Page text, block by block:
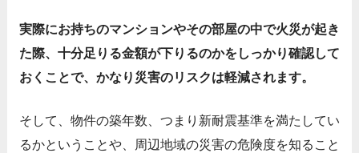
実際にお持ちのマンションやその部屋の中で火災が起き
た際、十分足りる金額が下りるのかをしっかり確認して
おくことで、かなり災害のリスクは軽減されます。
そして、物件の築年数、つまり新耐震基準を満たしてい
るかということや、周辺地域の災害の危険度を知ること